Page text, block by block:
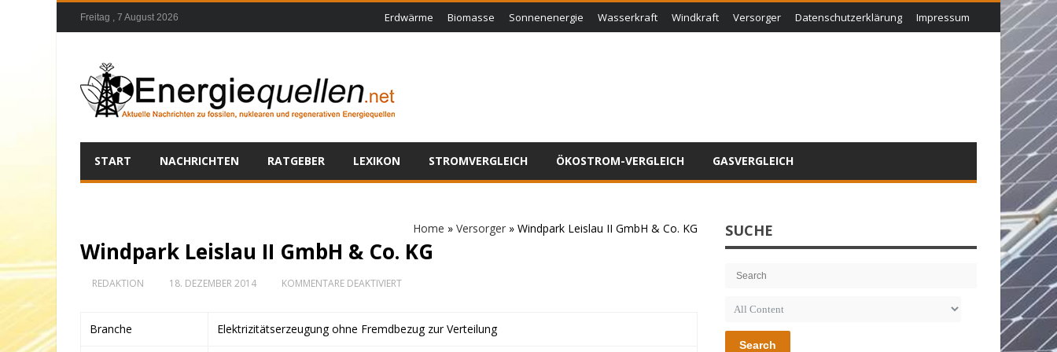
Freitag , 7 August 2026 Erdwärme Biomasse Sonnenenergie Wasserkraft Windkraft Versorger Datenschutzerklärung Impressum
START NACHRICHTEN RATGEBER LEXIKON STROMVERGLEICH ÖKOSTROM-VERGLEICH GASVERGLEICH
Home » Versorger » Windpark Leislau II GmbH & Co. KG
Windpark Leislau II GmbH & Co. KG
REDAKTION 18. DEZEMBER 2014 KOMMENTARE DEAKTIVIERTFÜR
GMBH
Branche Elektrizitätserzeugung ohne Fremdbezug zur Verteilung
SUCHE
Search